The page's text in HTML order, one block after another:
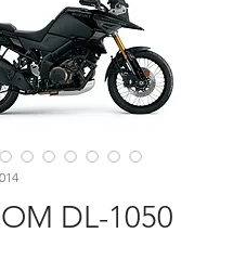
DL-1050